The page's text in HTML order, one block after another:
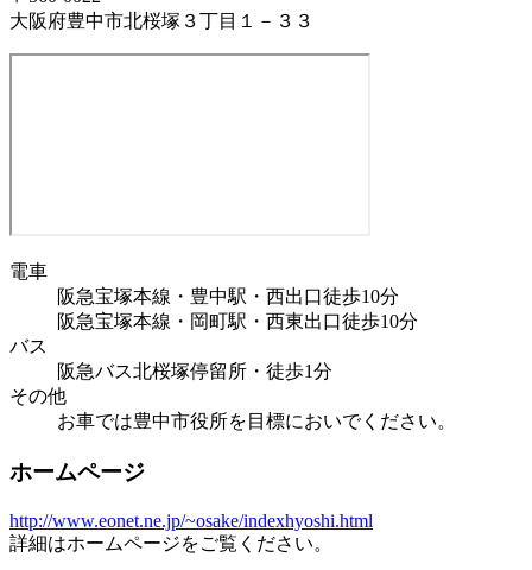
大阪府豊中市北桜塚３丁目１－３３
電車
阪急宝塚本線・豊中駅・西出口徒歩10分
阪急宝塚本線・岡町駅・西東出口徒歩10分
バス
阪急バス北桜塚停留所・徒歩1分
その他
お車では豊中市役所を目標においでください。
ホームページ
http://www.eonet.ne.jp/~osake/indexhyoshi.html
詳細はホームページをご覧ください。